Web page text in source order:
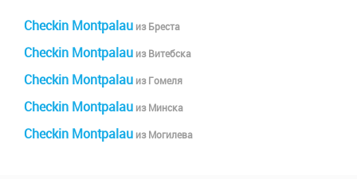
Checkin Montpalau из Бреста
Checkin Montpalau из Витебска
Checkin Montpalau из Гомеля
Checkin Montpalau из Минска
Checkin Montpalau из Могилева